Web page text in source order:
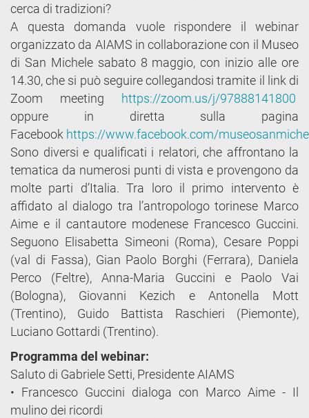
cerca di tradizioni?
A questa domanda vuole rispondere il webinar
organizzato da AIAMS in collaborazione con il Museo
di San Michele sabato 8 maggio, con inizio alle ore
14.30, che si può seguire collegandosi tramite il link di
Zoom meeting https://zoom.us/j/97888141800
oppure in diretta sulla pagina
Facebook https://www.facebook.com/
Sono diversi e qualificati i relatori, che affrontano la
tematica da numerosi punti di vista e provengono da
molte parti d’Italia. Tra loro il primo intervento è
affidato al dialogo tra l’antropologo torinese Marco
Aime e il cantautore modenese Francesco Guccini.
Seguono Elisabetta Simeoni (Roma), Cesare Poppi
(val di Fassa), Gian Paolo Borghi (Ferrara), Daniela
Perco (Feltre), Anna-Maria Guccini e Paolo Vai
(Bologna), Giovanni Kezich e Antonella Mott
(Trentino), Guido Battista Raschieri (Piemonte),
Luciano Gottardi (Trentino).
Programma del webinar:
Saluto di Gabriele Setti, Presidente AIAMS
• Francesco Guccini dialoga con Marco Aime - Il
mulino dei ricordi